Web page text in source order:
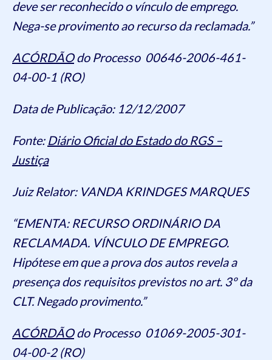
deve ser reconhecido o vínculo de emprego.
Nega-se provimento ao recurso da reclamada.”
ACÓRDÃOdo Processo 00646-2006-461-
04-00-1 (RO)
Data de Publicação: 12/12/2007
Fonte: Diário Oficial do Estado do RGS –
Justiça
Juiz Relator: VANDA KRINDGES MARQUES
“EMENTA: RECURSO ORDINÁRIO DA
RECLAMADA. VÍNCULO DE EMPREGO.
Hipótese em que a prova dos autos revela a
presença dos requisitos previstos no art. 3º da
CLT. Negado provimento.”
ACÓRDÃOdo Processo 01069-2005-301-
04-00-2 (RO)